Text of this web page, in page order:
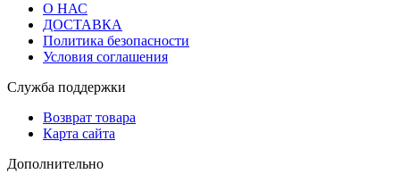
О НАС
ДОСТАВКА
Политика безопасности
Условия соглашения
Служба поддержки
Возврат товара
Карта сайта
Дополнительно